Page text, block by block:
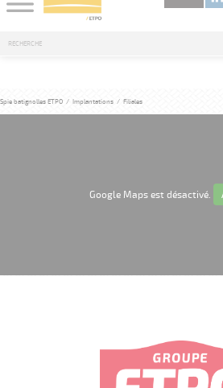
Spie batignolles ETPO / Implantations / Filiales
Google Maps est désactivé.